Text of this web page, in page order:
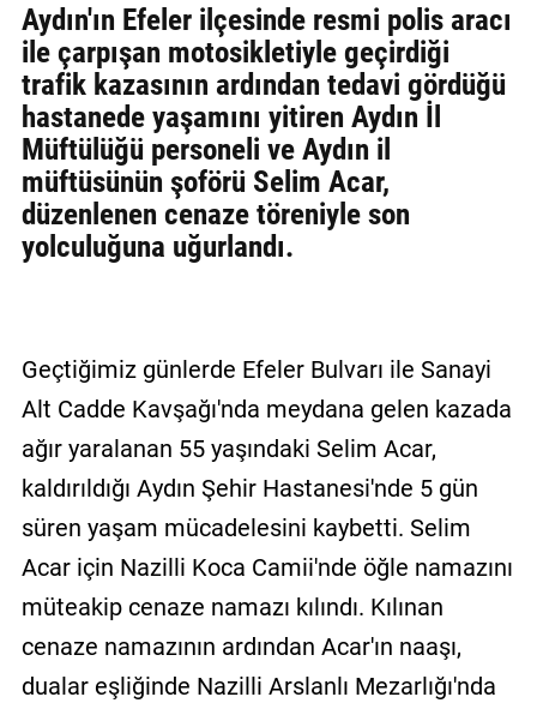
BİZE
ULAŞIN
Künye
İletişim
Gizlilik
Politikası
Aydın'ın Efeler ilçesinde resmi polis aracı
ile çarpışan motosikletiyle geçirdiği
trafik kazasının ardından tedavi gördüğü
hastanede yaşamını yitiren Aydın İl
Müftülüğü personeli ve Aydın il
müftüsünün şoförü Selim Acar,
düzenlenen cenaze töreniyle son
yolculuğuna uğurlandı.
Geçtiğimiz günlerde Efeler Bulvarı ile Sanayi
Alt Cadde Kavşağı'nda meydana gelen kazada
ağır yaralanan 55 yaşındaki Selim Acar,
kaldırıldığı Aydın Şehir Hastanesi'nde 5 gün
süren yaşam mücadelesini kaybetti. Selim
Acar için Nazilli Koca Camii'nde öğle namazını
müteakip cenaze namazı kılındı. Kılınan
cenaze namazının ardından Acar'ın naaşı,
dualar eşliğinde Nazilli Arslanlı Mezarlığı'nda